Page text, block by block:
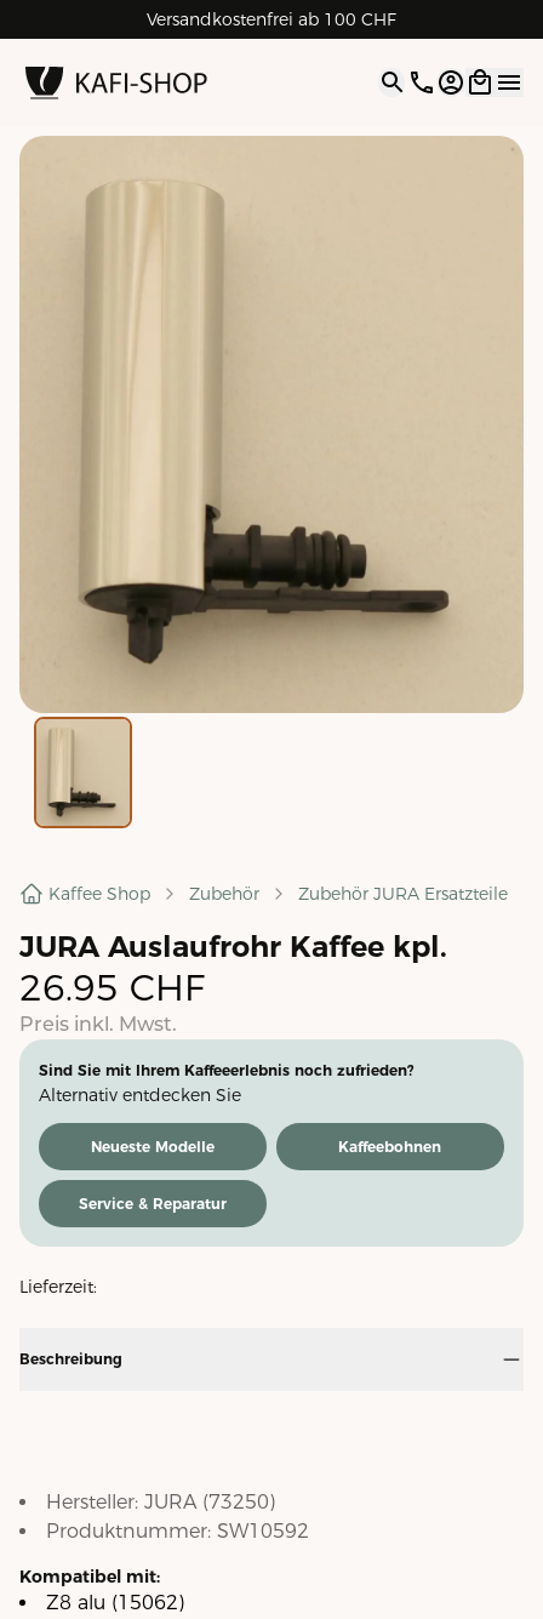
Versandkostenfrei ab 100 CHF
4.9| 5.0 Google
Open
Kaffee Shop Zubehör Zubehör JURA Ersatzteile
JURA Auslaufrohr Kaffee kpl.
26.95 CHF
Preis inkl. Mwst.
Sind Sie mit Ihrem Kaffeeerlebnis noch zufrieden?
Alternativ entdecken Sie
Neueste Modelle Kaffeebohnen
Service & Reparatur
Lieferzeit:
Beschreibung
Hersteller: JURA(73250)
Produktnummer: SW10592
Kompatibel mit:
Z8 alu (15062)